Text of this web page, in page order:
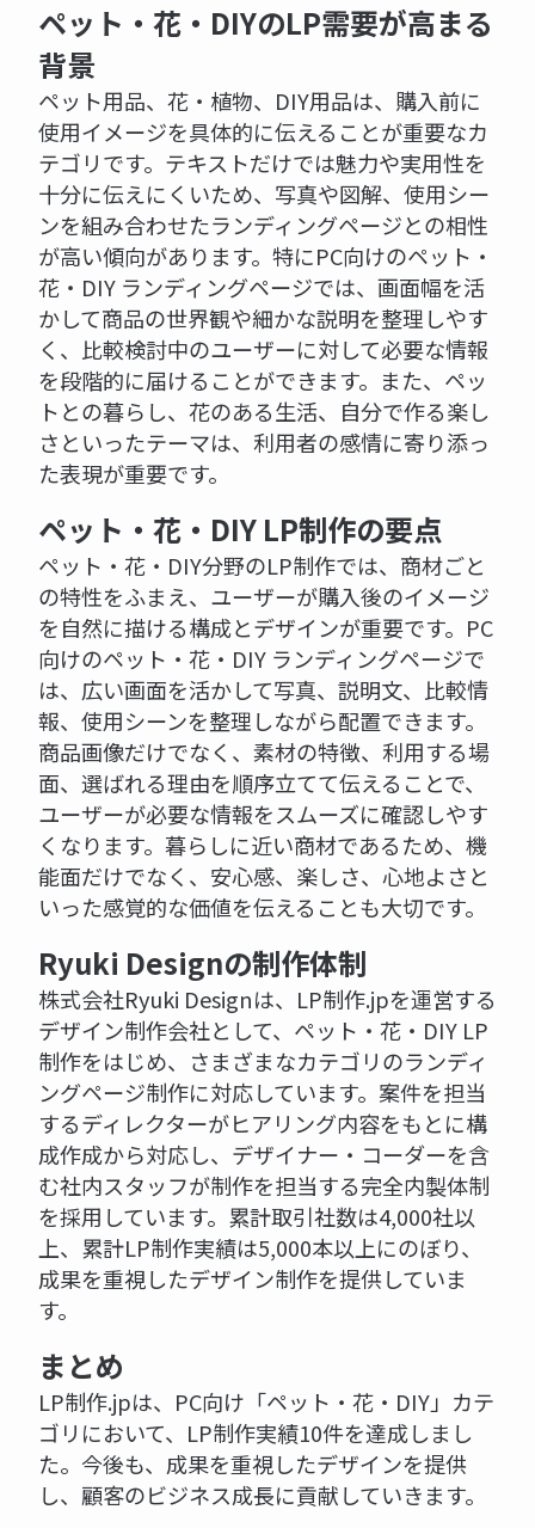
ペット・花・DIYのLP需要が高まる
背景
ペット用品、花・植物、DIY用品は、購入前に
使用イメージを具体的に伝えることが重要なカ
テゴリです。テキストだけでは魅力や実用性を
十分に伝えにくいため、写真や図解、使用シー
ンを組み合わせたランディングページとの相性
が高い傾向があります。特にPC向けのペット・
花・DIY ランディングページでは、画面幅を活
かして商品の世界観や細かな説明を整理しやす
く、比較検討中のユーザーに対して必要な情報
を段階的に届けることができます。また、ペッ
トとの暮らし、花のある生活、自分で作る楽し
さといったテーマは、利用者の感情に寄り添っ
た表現が重要です。
ペット・花・DIY LP制作の要点
ペット・花・DIY分野のLP制作では、商材ごと
の特性をふまえ、ユーザーが購入後のイメージ
を自然に描ける構成とデザインが重要です。PC
向けのペット・花・DIY ランディングページで
は、広い画面を活かして写真、説明文、比較情
報、使用シーンを整理しながら配置できます。
商品画像だけでなく、素材の特徴、利用する場
面、選ばれる理由を順序立てて伝えることで、
ユーザーが必要な情報をスムーズに確認しやす
くなります。暮らしに近い商材であるため、機
能面だけでなく、安心感、楽しさ、心地よさと
いった感覚的な価値を伝えることも大切です。
Ryuki Designの制作体制
株式会社Ryuki Designは、LP制作.jpを運営する
デザイン制作会社として、ペット・花・DIY LP
制作をはじめ、さまざまなカテゴリのランディ
ングページ制作に対応しています。案件を担当
するディレクターがヒアリング内容をもとに構
成作成から対応し、デザイナー・コーダーを含
む社内スタッフが制作を担当する完全内製体制
を採用しています。累計取引社数は4,000社以
上、累計LP制作実績は5,000本以上にのぼり、
成果を重視したデザイン制作を提供していま
す。
まとめ
LP制作.jpは、PC向け「ペット・花・DIY」カテ
ゴリにおいて、LP制作実績10件を達成しまし
た。今後も、成果を重視したデザインを提供
し、顧客のビジネス成長に貢献していきます。